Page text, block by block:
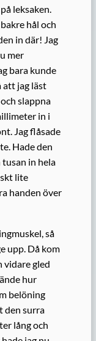
leksaken.
hål och
in där! Jag
mer
bara kunde
att jag läst
slappna
in i
Jag flåsade
Hade den
tusan in hela
lite
handen över
så
upp. Då kom
vidare gled
hur
belöning
den surra
lång och